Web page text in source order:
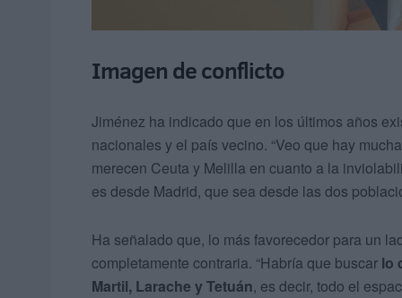
Imagen de conflicto
Jiménez ha indicado que en los últimos años
nacionales y el país vecino. “Veo que hay
merecen Ceuta y Melilla en cuanto a la
es desde Madrid, que sea desde las dos
Ha señalado que, lo más favorecedor para un
completamente contraria. “Habría que buscar lo
Martil, Larache y Tetuán, es decir, todo el